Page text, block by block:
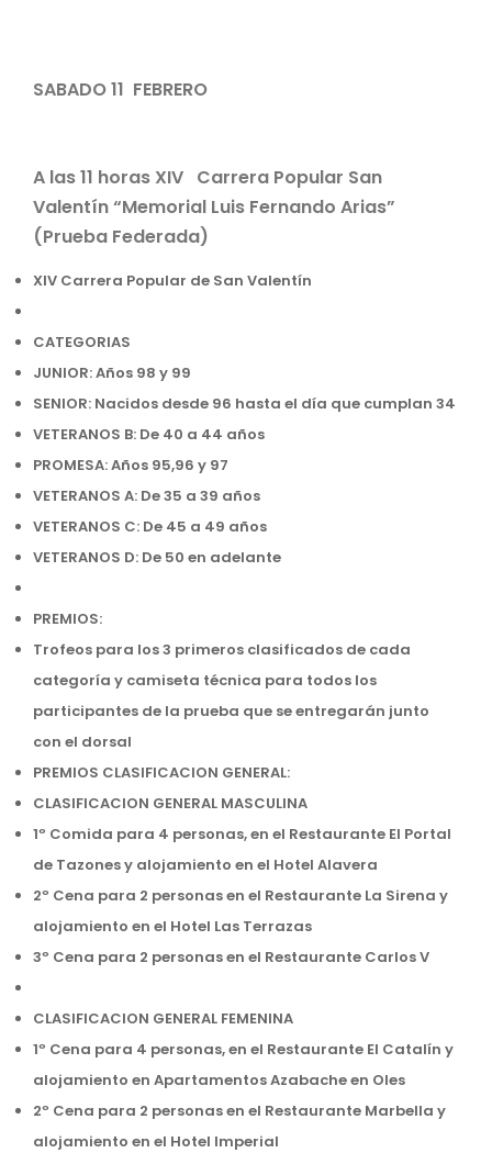
SABADO 11 FEBRERO
A las 11 horas XIV Carrera Popular San
Valentín “Memorial Luis Fernando Arias”
(Prueba Federada)
XIV Carrera Popular de San Valentín
CATEGORIAS
JUNIOR: Años 98 y 99
SENIOR: Nacidos desde 96 hasta el día que cumplan 34
VETERANOS B: De 40 a 44 años
PROMESA: Años 95,96 y 97
VETERANOS A: De 35 a 39 años
VETERANOS C: De 45 a 49 años
VETERANOS D: De 50 en adelante
PREMIOS:
Trofeos para los 3 primeros clasificados de cada
categoría y camiseta técnica para todos los
participantes de la prueba que se entregarán junto
con el dorsal
PREMIOS CLASIFICACION GENERAL:
CLASIFICACION GENERAL MASCULINA
1º Comida para 4 personas, en el Restaurante El Portal
de Tazones y alojamiento en el Hotel Alavera
2º Cena para 2 personas en el Restaurante La Sirena y
alojamiento en el Hotel Las Terrazas
3º Cena para 2 personas en el Restaurante Carlos V
CLASIFICACION GENERAL FEMENINA
1º Cena para 4 personas, en el Restaurante El Catalín y
alojamiento en Apartamentos Azabache en Oles
2º Cena para 2 personas en el Restaurante Marbella y
alojamiento en el Hotel Imperial